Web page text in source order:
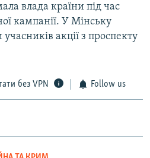
влада країни під час
кампанії. У Мінську
акції з проспекту
без VPN Follow us